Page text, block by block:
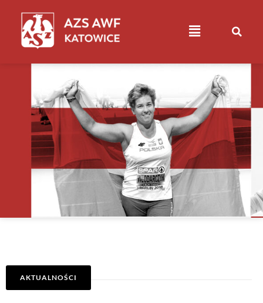
AKTUALNOŚCI